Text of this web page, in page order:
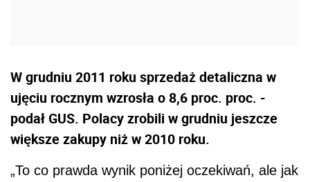
W grudniu 2011 roku sprzedaż detaliczna w
ujęciu rocznym wzrosła o 8,6 proc. proc. -
podał GUS. Polacy zrobili w grudniu jeszcze
większe zakupy niż w 2010 roku.
„To co prawda wynik poniżej oczekiwań, ale jak